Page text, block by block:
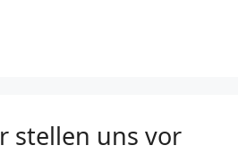
stellen uns vor